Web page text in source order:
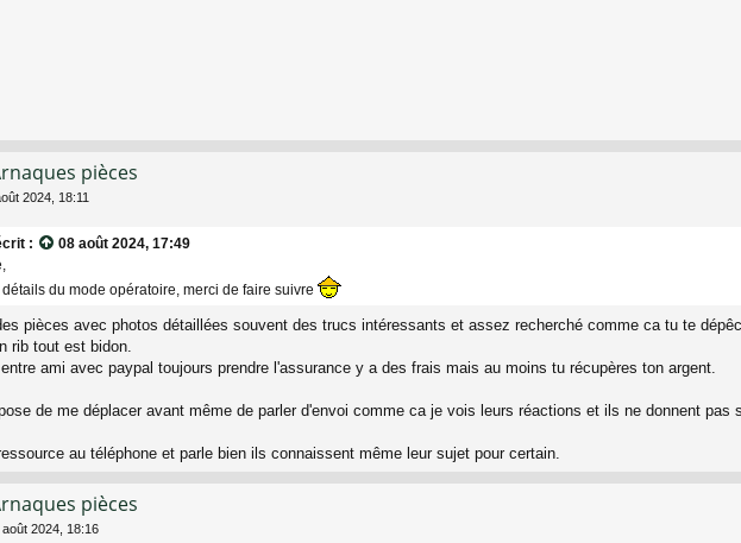
pièces
2024, 18:11
:
08 août 2024, 17:49
du mode opératoire, merci de faire suivre
pièces avec photos détaillées souvent des trucs intéressants et assez recherché comme ca tu te
rib tout est bidon.
ami avec paypal toujours prendre l'assurance y a des frais mais au moins tu récupères ton argent.
de me déplacer avant même de parler d'envoi comme ca je vois leurs réactions et ils ne donnent pas
au téléphone et parle bien ils connaissent même leur sujet pour certain.
pièces
août 2024, 18:16